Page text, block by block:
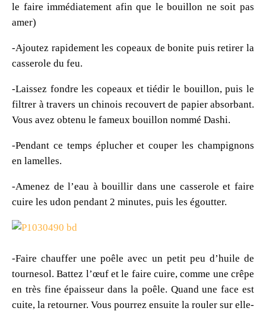
le faire immédiatement afin que le bouillon ne soit pas
amer)
-Ajoutez rapidement les copeaux de bonite puis retirer la
casserole du feu.
-Laissez fondre les copeaux et tiédir le bouillon, puis le
filtrer à travers un chinois recouvert de papier absorbant.
Vous avez obtenu le fameux bouillon nommé Dashi.
-Pendant ce temps éplucher et couper les champignons
en lamelles.
-Amenez de l’eau à bouillir dans une casserole et faire
cuire les udon pendant 2 minutes, puis les égoutter.
-Faire chauffer une poêle avec un petit peu d’huile de
tournesol. Battez l’œuf et le faire cuire, comme une crêpe
en très fine épaisseur dans la poêle. Quand une face est
cuite, la retourner. Vous pourrez ensuite la rouler sur elle-